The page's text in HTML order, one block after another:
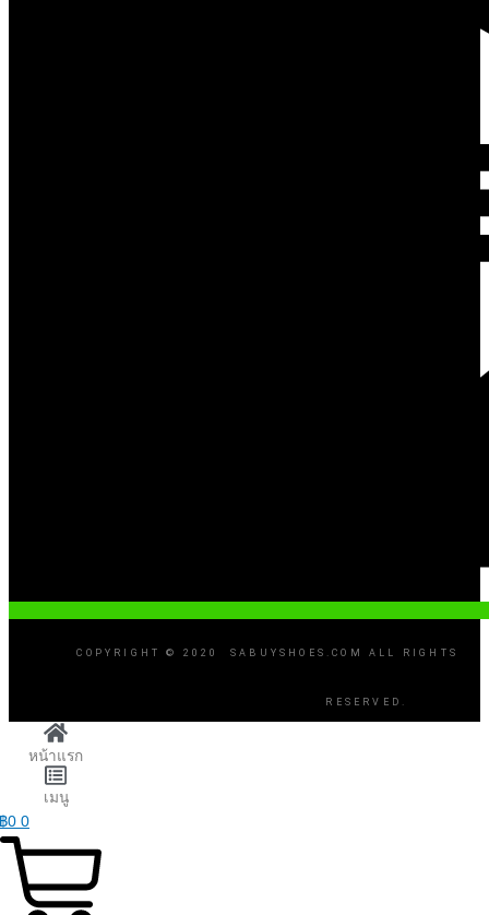
COPYRIGHT © 2020 SABUYSHOES.COM ALL RIGHTS
RESERVED.
หน้าแรก
เมนู
฿0 0